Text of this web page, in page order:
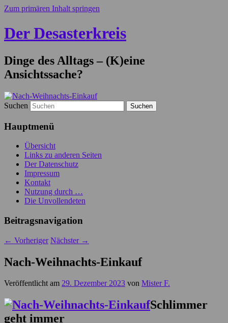
Zum primären Inhalt springen
Der Desasterkreis
Dinge des Alltags – (K)eine
Ansichtssache?
Suchen
Hauptmenü
Übersicht
Links zu anderen Seiten
Der Datenschutz
Impressum
Kontakt
Nutzung durch …
Die Unvollendeten
Beitragsnavigation
← Vorheriger Nächster →
Nach-Weihnachts-Einkauf
Veröffentlicht am 29. Dezember 2023 von Mister F.
Schlimmer
geht immer